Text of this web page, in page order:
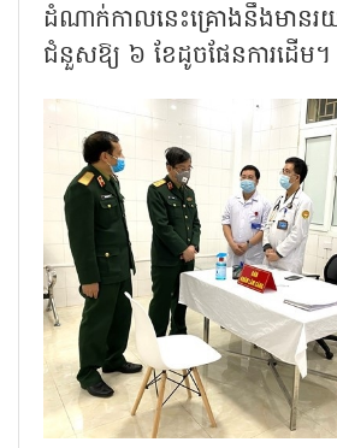
ដំណាក់កាលនេះគ្រោងនឹងមាន
ជំនួសឱ្យ ៦ ខែដូចផែនការដើម។